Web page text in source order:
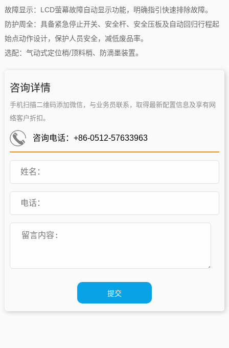
故障显示：LCD萤幕故障自动显示功能，明确指引快速排除故障。
防护周全：具备紧急停止开关、安全杆、安全压板及自动回归行程起
始点动作设计，保护人员安全，减低废品率。
选配：气动式定位梢/顶料梢、防滴墨装置。
咨询详情
手机扫描二维码添加微信，与业务员联系，取得最新配置信息及享有网
络客户折扣。
咨询电话：+86-0512-57633963